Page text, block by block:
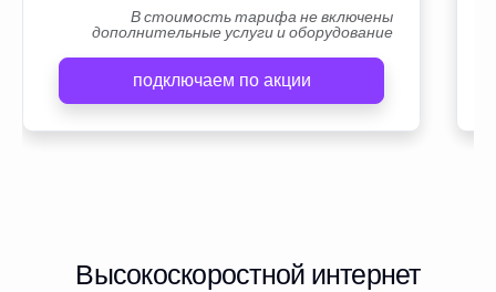
В стоимость тарифа не включены
дополнительные услуги и оборудование
подключаем по акции
Высокоскоростной интернет